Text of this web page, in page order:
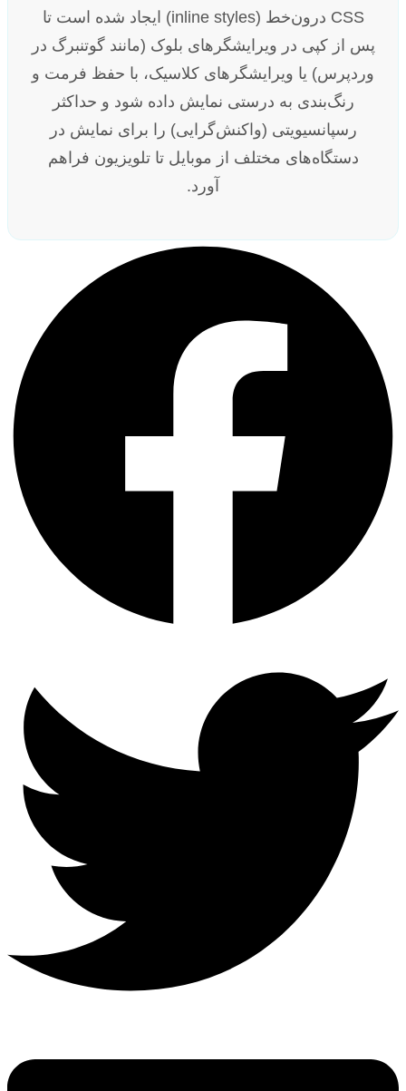
CSS درون‌خط (inline styles) ایجاد شده است تا
پس از کپی در ویرایشگرهای بلوک (مانند گوتنبرگ در
وردپرس) یا ویرایشگرهای کلاسیک، با حفظ فرمت و
رنگ‌بندی به درستی نمایش داده شود و حداکثر
رسپانسیویتی (واکنش‌گرایی) را برای نمایش در
دستگاه‌های مختلف از موبایل تا تلویزیون فراهم
آورد.